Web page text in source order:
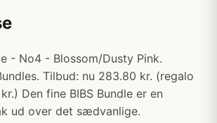
- No4 - Blossom/Dusty Pink.
Tilbud: nu 283.80 kr. (regalo
Den fine BIBS Bundle er en
ud over det sædvanlige.